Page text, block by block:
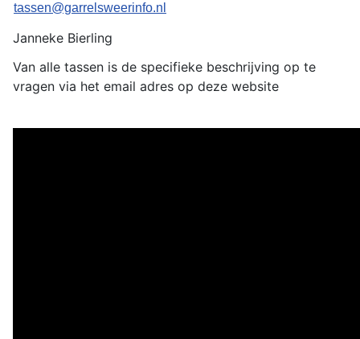
tassen@garrelsweerinfo.nl
Janneke Bierling
Van alle tassen is de specifieke beschrijving op te
vragen via het email adres op deze website